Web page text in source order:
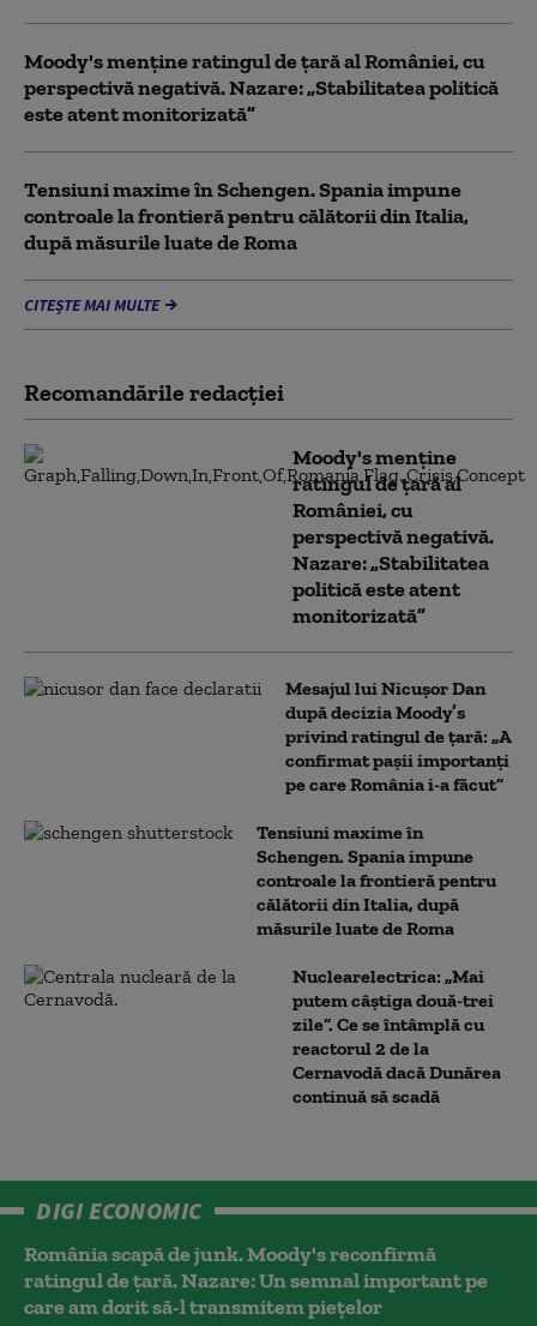
Moody's menține ratingul de țară al României, cu
perspectivă negativă. Nazare: „Stabilitatea politică
este atent monitorizată”
Tensiuni maxime în Schengen. Spania impune
controale la frontieră pentru călătorii din Italia,
după măsurile luate de Roma
CITEȘTE MAI MULTE
Recomandările redacţiei
Moody's menține
ratingul de țară al
României, cu
perspectivă negativă.
Nazare: „Stabilitatea
politică este atent
monitorizată”
Mesajul lui Nicușor Dan
după decizia Moody’s
privind ratingul de țară: „A
confirmat pașii importanți
pe care România i-a făcut”
Tensiuni maxime în
Schengen. Spania impune
controale la frontieră pentru
călătorii din Italia, după
măsurile luate de Roma
Nuclearelectrica: „Mai
putem câștiga două-trei
zile”. Ce se întâmplă cu
reactorul 2 de la
Cernavodă dacă Dunărea
continuă să scadă
DIGI ECONOMIC
România scapă de junk. Moody's reconfirmă
ratingul de țară. Nazare: Un semnal important pe
care am dorit să-l transmitem piețelor